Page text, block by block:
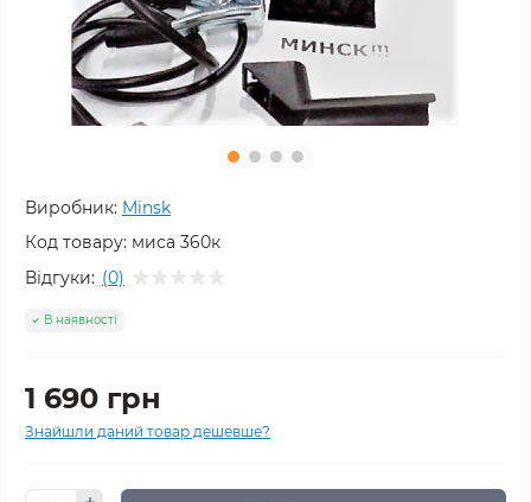
Виробник: Minsk
Код товару: миса 360к
Відгуки: (0)
В наявності
1 690 грн
Знайшли даний товар дешевше?